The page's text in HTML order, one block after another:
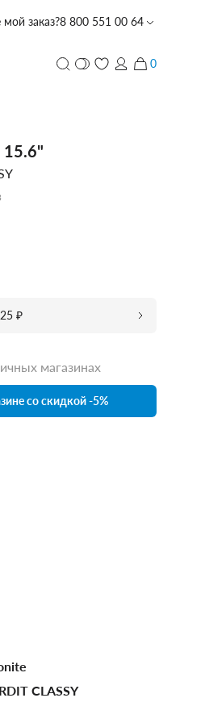
мой заказ?8 800 551 00 64
гравировкой
0
в магазине со скидкой -5%
15.6"
₽
магазинах
со скидкой -5%
CLASSY